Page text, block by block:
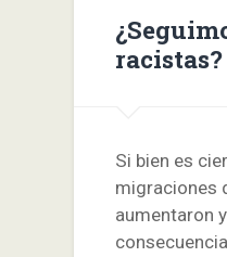
racistas?
Si bien es
migraciones
aumentaron